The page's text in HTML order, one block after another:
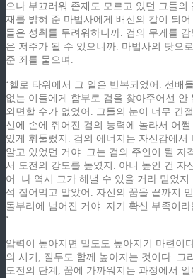
으나 부끄러워 존재도 모르고 있던 그들의
재를 밝혀 준 마법사에게 배신의 칼이 되
들은 성취를 두려워하니까. 검의 무게를
은 저주가 될 수 있으니까. 마법사의 탓으
준 죄를 물으며.
‘헬로 타워에서 그 일은 반복되었어. 선배
없는 이들에게 함부로 검을 찾아주어선 안
외면할 수가 없었어. 그들의 눈이 너무 간
신에 손에 쥐어진 검의 능력에 놀라서 어
있게 휘둘렀지. 검의 에너지는 자신감에서
알고 있었던 거야. 그는 검의 주인이 될 자
서 도전의 강도를 높였지. 아니 높인 건 자
어. 나 역시 그가 해낼 수 있을 거라 믿었
석 집어먹고 말았어. 자신의 꿈을 끝까지
돌부리에 넘어진 거야. 자기 확신 부족이
‘
압력이 높아지면 밀도도 높아지기 마련이
의 시기, 질투도 함께 높아지는 것이다. 그
도전의 단계, 꿈에 가까워지는 과정에서 일